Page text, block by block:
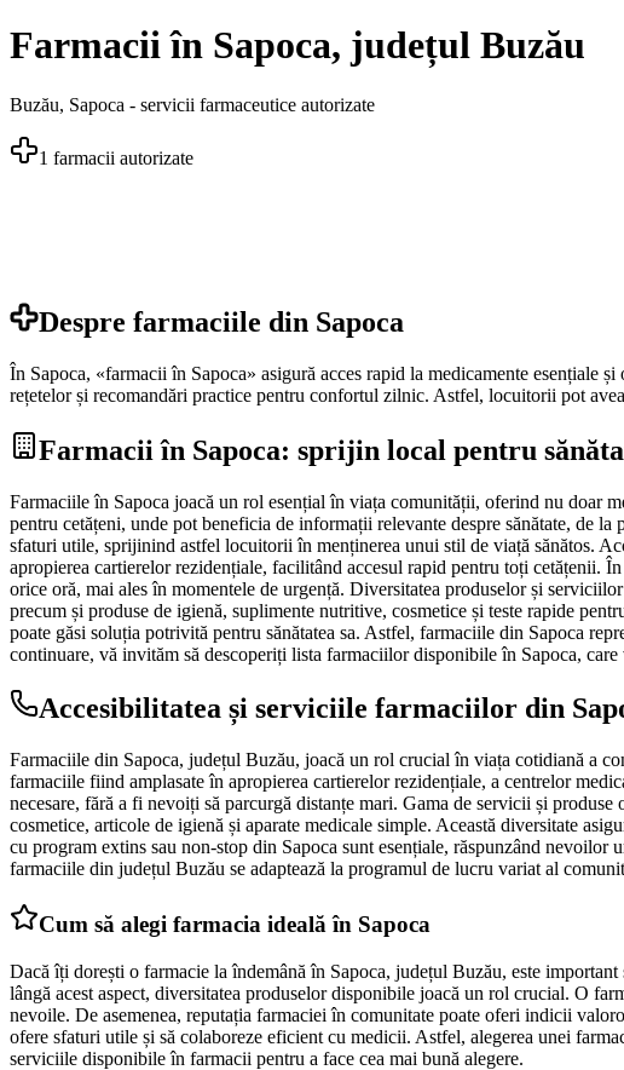
Farmacii în Sapoca, județul Buzău
Buzău, Sapoca - servicii farmaceutice autorizate
1 farmacii autorizate
Despre farmaciile din Sapoca
În Sapoca, «farmacii în Sapoca» asigură acces rapid la medicamente esențiale
rețetelor și recomandări practice pentru confortul zilnic. Astfel, locuitorii pot
Farmacii în Sapoca: sprijin local pentru
Farmaciile în Sapoca joacă un rol esențial în viața comunității, oferind nu doar
pentru cetățeni, unde pot beneficia de informații relevante despre sănătate, de
sfaturi utile, sprijinind astfel locuitorii în menținerea unui stil de viață sănătos.
apropierea cartierelor rezidențiale, facilitând accesul rapid pentru toți cetățenii.
orice oră, mai ales în momentele de urgență. Diversitatea produselor și
precum și produse de igienă, suplimente nutritive, cosmetice și teste rapide
poate găsi soluția potrivită pentru sănătatea sa. Astfel, farmaciile din Sapoca
continuare, vă invităm să descoperiți lista farmaciilor disponibile în Sapoca,
Accesibilitatea și serviciile farmaciilor din
Farmaciile din Sapoca, județul Buzău, joacă un rol crucial în viața cotidiană a
farmaciile fiind amplasate în apropierea cartierelor rezidențiale, a centrelor
necesare, fără a fi nevoiți să parcurgă distanțe mari. Gama de servicii și
cosmetice, articole de igienă și aparate medicale simple. Această diversitate
cu program extins sau non-stop din Sapoca sunt esențiale, răspunzând
farmaciile din județul Buzău se adaptează la programul de lucru variat al
Cum să alegi farmacia ideală în Sapoca
Dacă îți dorești o farmacie la îndemână în Sapoca, județul Buzău, este
lângă acest aspect, diversitatea produselor disponibile joacă un rol crucial. O
nevoile. De asemenea, reputația farmaciei în comunitate poate oferi indicii
ofere sfaturi utile și să colaboreze eficient cu medicii. Astfel, alegerea unei
serviciile disponibile în farmacii pentru a face cea mai bună alegere.